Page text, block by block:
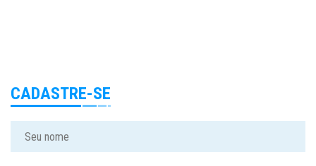
CADASTRE-SE